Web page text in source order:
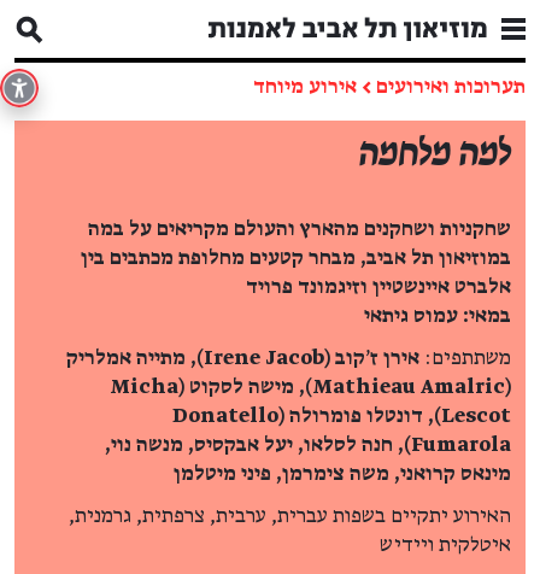
תערוכות ואירועים ← אירוע מיוחד
למה מלחמה
שחקניות ושחקנים מהארץ והעולם מקריאים על במה
במוזיאון תל אביב, מבחר קטעים מחלופת מכתבים בין
אלברט איינשטיין וזיגמונד פרויד
במאי: עמוס גיתאי
משתתפים:
אירן ז׳קוב (Irene Jacob), מתייה אמלריק
(Mathieau Amalric), מישה לסקוט (Micha
Lescot), דונטלו פומרולה (Donatello
Fumarola), חנה לסלאו, יעל אבקסיס, מנשה נוי,
מינאס קרואני, משה צימרמן, פיני מיטלמן
האירוע יתקיים בשפות עברית, ערבית, צרפתית, גרמנית,
איטלקית ויידיש